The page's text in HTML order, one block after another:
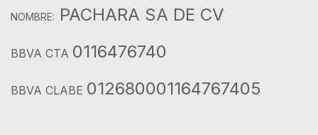
NOMBRE: PACHARA SA DE CV
BBVA CTA 0116476740
BBVA CLABE 012680001164767405